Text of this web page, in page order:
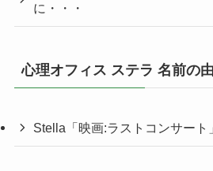
に・・・
心理オフィス ステラ 名前の
Stella「映画:ラストコンサート